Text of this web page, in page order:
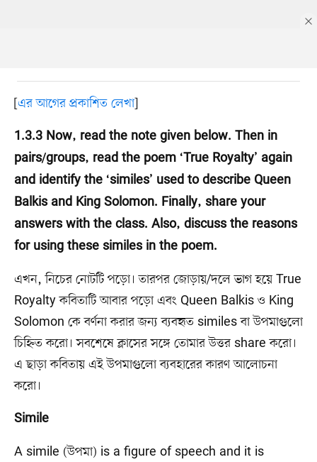
[এর আগের প্রকাশিত লেখা]
1.3.3 Now, read the note given below. Then in
pairs/groups, read the poem ‘True Royalty’ again
and identify the ‘similes’ used to describe Queen
Balkis and King Solomon. Finally, share your
answers with the class. Also, discuss the reasons
for using these similes in the poem.
এখন, নিচের নোটটি পড়ো। তারপর জোড়ায়/দলে ভাগ হয়ে True
Royalty কবিতাটি আবার পড়ো এবং Queen Balkis ও King
Solomon কে বর্ণনা করার জন্য ব্যবহৃত similes বা উপমাগুলো
চিহ্নিত করো। সবশেষে ক্লাসের সঙ্গে তোমার উত্তর share করো।
এ ছাড়া কবিতায় এই উপমাগুলো ব্যবহারের কারণ আলোচনা
করো।
Simile
A simile (উপমা) is a figure of speech and it is